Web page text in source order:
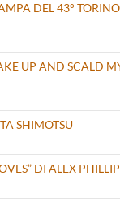
DEL 43°
UP AND SCALD
SHIMOTSU
DI ALEX